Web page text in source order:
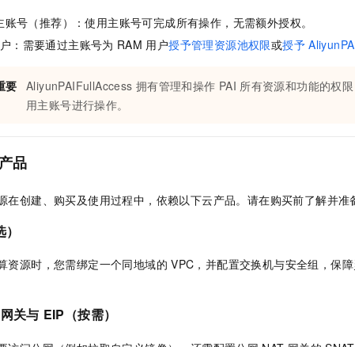
账号（推荐）：使用主账号可完成所有操作，无需额外授权。
：需要通过主账号为 RAM 用户授予管理资源池权限或授予
要 AliyunPAIFullAccess 拥有管理和操作 PAI 所有资源和功能的权
用主账号进行操作。
品
在创建、购买及使用过程中，依赖以下云产品。请在购买前了解并准
资源时，您需绑定一个同地域的 VPC，并配置交换机与安全组，保
网关与 EIP（按需）
统中增加一个 AI 助手 即刻拥有 DeepSeek-R1 满血版